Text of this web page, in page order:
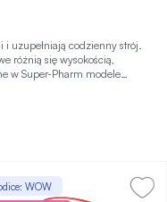
i uzupełniają codzienny strój.
różnią się wysokością,
w Super-Pharm modele
komfortu.
WOW